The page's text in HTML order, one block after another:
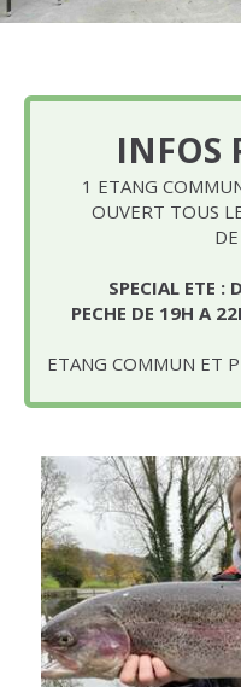
INFOS
1 ETANG
OUVERT TOUS
SPECIAL ETE :
PECHE DE 19H A
ETANG COMMUN ET